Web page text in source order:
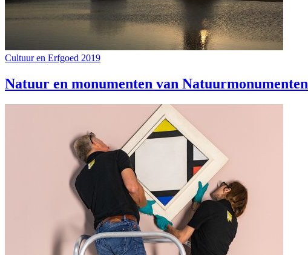
Cultuur en Erfgoed 2019
Natuur en monumenten van Natuurmonumenten